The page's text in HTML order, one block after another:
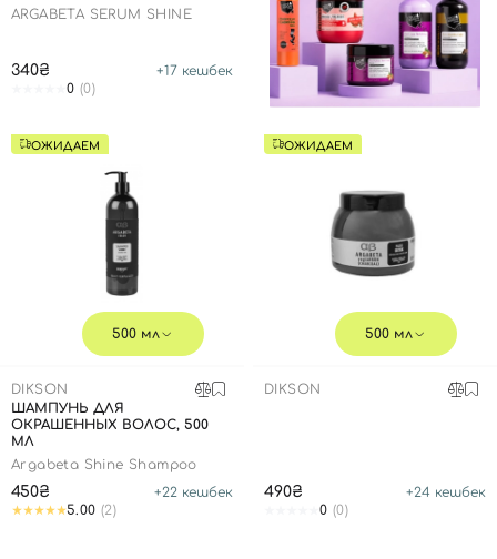
ARGABETA SERUM SHINE
340₴ +17 кешбек
0 (0)
ОЖИДАЕМ
500 мл
DIKSON
ШАМПУНЬ ДЛЯ
ОКРАШЕННЫХ ВОЛОС, 500
МЛ
Argabeta Shine Shampoo
450₴ +22 кешбек
5.00 (2)
ОЖИДАЕМ
500 мл
DIKSON
490₴ +24 кешбек
0 (0)